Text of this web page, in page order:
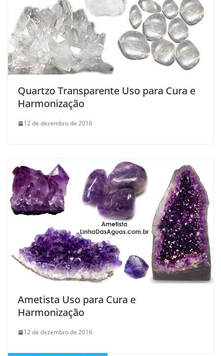
Quartzo Transparente Uso para Cura e
Harmonização
12 de dezembro de 2016
Ametista Uso para Cura e
Harmonização
12 de dezembro de 2016